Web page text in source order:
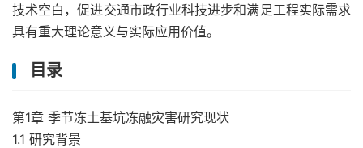
技术空白，促进交通市政行业科技进步和满足工程实际需求
具有重大理论意义与实际应用价值。
目录
第1章 季节冻土基坑冻融灾害研究现状
1.1 研究背景